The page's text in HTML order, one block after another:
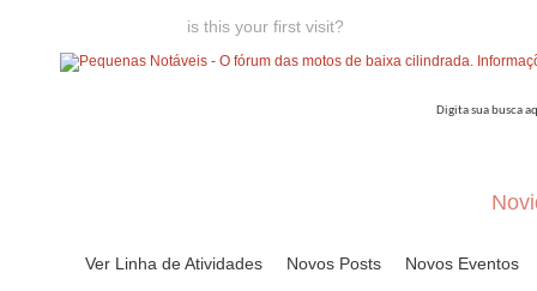
is this your first visit?
Ver Linha de Atividades Novos Posts Novos Eventos